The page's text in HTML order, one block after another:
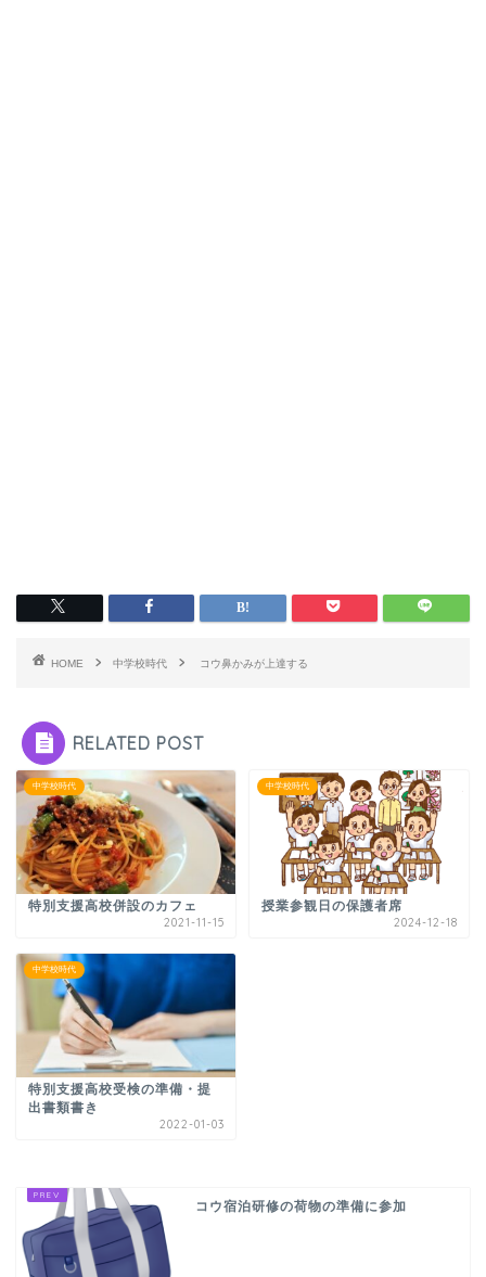
HOME 中学校時代 コウ鼻かみが上達する
RELATED POST
中学校時代
特別支援高校併設のカフェ
2021-11-15
中学校時代
授業参観日の保護者席
2024-12-18
中学校時代
特別支援高校受検の準備・提
出書類書き
2022-01-03
コウ宿泊研修の荷物の準備に参加